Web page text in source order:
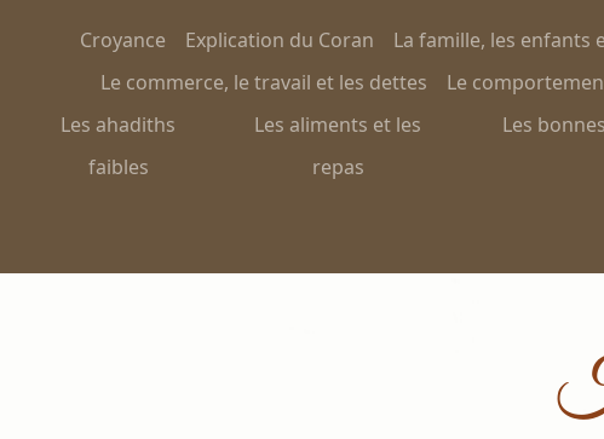
Croyance Explication du Coran La famille, les enfants
Le commerce, le travail et les dettes
Le
Les ahadiths
faibles
Les aliments et les
repas
Les